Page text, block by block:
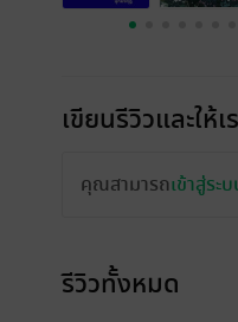
เขียนรีวิวและให้
คุณสามารถเข้าสู่ระ
รีวิวทั้งหมด